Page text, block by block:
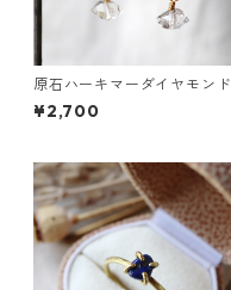
原石ハーキマーダイヤモンド
のぶら下がりイヤーカフ
¥2,700